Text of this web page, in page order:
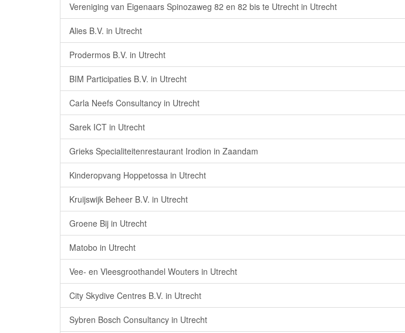
Vereniging van Eigenaars Spinozaweg 82 en 82 bis te Utrecht in Utrecht
Alies B.V. in Utrecht
Prodermos B.V. in Utrecht
BIM Participaties B.V. in Utrecht
Carla Neefs Consultancy in Utrecht
Sarek ICT in Utrecht
Grieks Specialiteitenrestaurant Irodion in Zaandam
Kinderopvang Hoppetossa in Utrecht
Kruijswijk Beheer B.V. in Utrecht
Groene Bij in Utrecht
Matobo in Utrecht
Vee- en Vleesgroothandel Wouters in Utrecht
City Skydive Centres B.V. in Utrecht
Sybren Bosch Consultancy in Utrecht